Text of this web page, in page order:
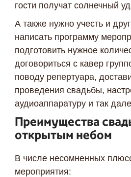
гости получат солнечный
А также нужно учесть и
написать программу
подготовить нужное
договориться с кавер
поводу репертуара,
проведения свадьбы,
аудиоаппаратуру и так
Преимущества
открытым небом
В числе несомненных
мероприятия: